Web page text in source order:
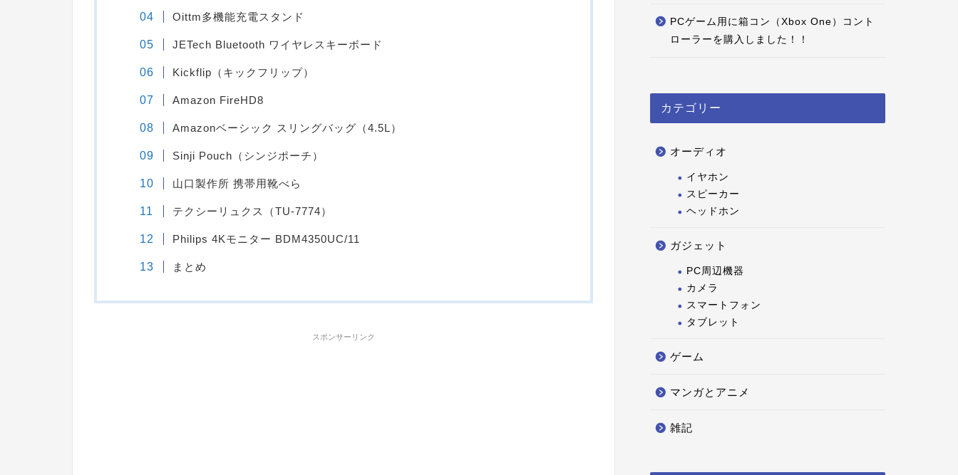
Oittm多機能充電スタンド
JETech Bluetooth ワイヤレスキーボード
Kickflip（キックフリップ）
Amazon FireHD8
Amazonベーシック スリングバッグ（4.5L）
Sinji Pouch（シンジポーチ）
山口製作所 携帯用靴べら
テクシーリュクス（TU-7774）
Philips 4Kモニター BDM4350UC/11
まとめ
スポンサーリンク
PCゲーム用に箱コン（Xbox One）コント
ローラーを購入しました！！
カテゴリー
オーディオ
イヤホン
スピーカー
ヘッドホン
ガジェット
PC周辺機器
カメラ
スマートフォン
タブレット
ゲーム
マンガとアニメ
雑記